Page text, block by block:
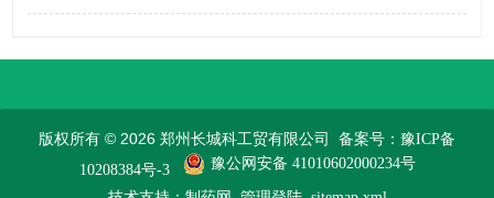
版权所有 © 2026 郑州长城科工贸有限公司 备案号：豫ICP备
10208384号-3
豫公网安备 41010602000234号